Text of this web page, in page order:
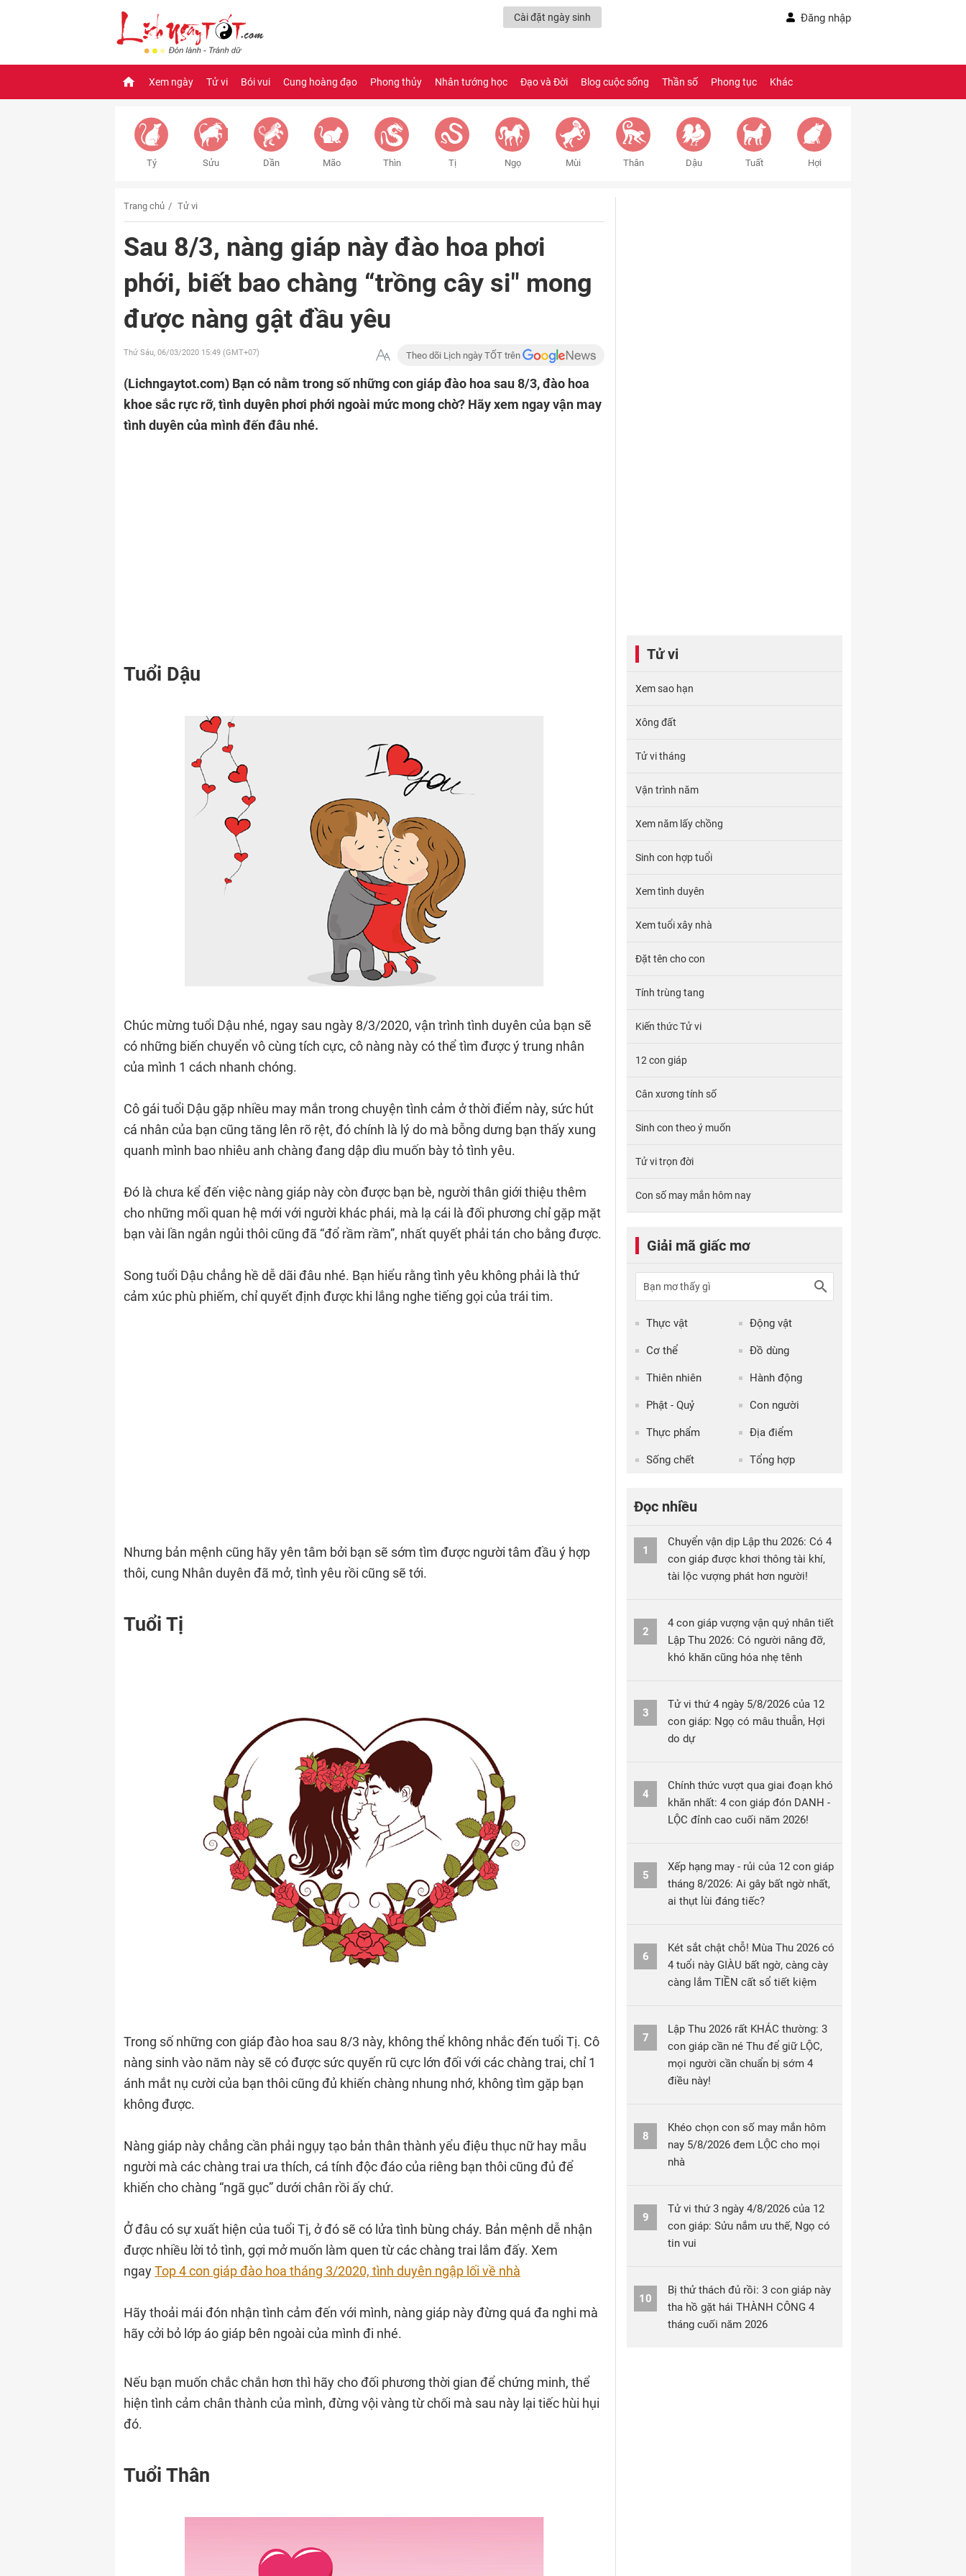
Cài đặt ngày sinh Đăng nhập
Xem ngày Tử vi Bói vui Cung hoàng đạo Phong thủy Nhân tướng học Đạo và Đời Blog cuộc sống Thần số Phong tục Khác
Tý Sửu Dần Mão Thìn Tị Ngọ Mùi Thân Dậu Tuất Hợi
Trang chủ Tử vi
Sau 8/3, nàng giáp này đào hoa phơi
phới, biết bao chàng “trồng cây si" mong
được nàng gật đầu yêu
Thứ Sáu, 06/03/2020 15:49 (GMT+07) Theo dõi Lịch ngày TỐT trên
(Lichngaytot.com) Bạn có nằm trong số những con giáp đào hoa sau 8/3, đào hoa
khoe sắc rực rỡ, tình duyên phơi phới ngoài mức mong chờ? Hãy xem ngay vận may
tình duyên của mình đến đâu nhé.
Tuổi Dậu
Chúc mừng tuổi Dậu nhé, ngay sau ngày 8/3/2020, vận trình tình duyên của bạn sẽ
có những biến chuyển vô cùng tích cực, cô nàng này có thể tìm được ý trung nhân
của mình 1 cách nhanh chóng.
Cô gái tuổi Dậu gặp nhiều may mắn trong chuyện tình cảm ở thời điểm này, sức hút
cá nhân của bạn cũng tăng lên rõ rệt, đó chính là lý do mà bỗng dưng bạn thấy xung
quanh mình bao nhiêu anh chàng đang dập dìu muốn bày tỏ tình yêu.
Đó là chưa kể đến việc nàng giáp này còn được bạn bè, người thân giới thiệu thêm
cho những mối quan hệ mới với người khác phái, mà lạ cái là đối phương chỉ gặp mặt
bạn vài lần ngắn ngủi thôi cũng đã “đổ rầm rầm”, nhất quyết phải tán cho bằng được.
Song tuổi Dậu chẳng hề dễ dãi đâu nhé. Bạn hiểu rằng tình yêu không phải là thứ
cảm xúc phù phiếm, chỉ quyết định được khi lắng nghe tiếng gọi của trái tim.
Nhưng bản mệnh cũng hãy yên tâm bởi bạn sẽ sớm tìm được người tâm đầu ý hợp
thôi, cung Nhân duyên đã mở, tình yêu rồi cũng sẽ tới.
Tuổi Tị
Trong số những con giáp đào hoa sau 8/3 này, không thể không nhắc đến tuổi Tị. Cô
nàng sinh vào năm này sẽ có được sức quyến rũ cực lớn đối với các chàng trai, chỉ 1
ánh mắt nụ cười của bạn thôi cũng đủ khiến chàng nhung nhớ, không tìm gặp bạn
không được.
Nàng giáp này chẳng cần phải ngụy tạo bản thân thành yểu điệu thục nữ hay mẫu
người mà các chàng trai ưa thích, cá tính độc đáo của riêng bạn thôi cũng đủ để
khiến cho chàng “ngã gục” dưới chân rồi ấy chứ.
Ở đâu có sự xuất hiện của tuổi Tị, ở đó sẽ có lửa tình bùng cháy. Bản mệnh dễ nhận
được nhiều lời tỏ tình, gợi mở muốn làm quen từ các chàng trai lắm đấy. Xem
ngayTop 4 con giáp đào hoa tháng 3/2020, tình duyên ngập lối về nhà
Hãy thoải mái đón nhận tình cảm đến với mình, nàng giáp này đừng quá đa nghi mà
hãy cởi bỏ lớp áo giáp bên ngoài của mình đi nhé.
Nếu bạn muốn chắc chắn hơn thì hãy cho đối phương thời gian để chứng minh, thể
hiện tình cảm chân thành của mình, đừng vội vàng từ chối mà sau này lại tiếc hùi hụi
đó.
Tuổi Thân
Tử vi
Xem sao hạn
Xông đất
Tử vi tháng
Vận trình năm
Xem năm lấy chồng
Sinh con hợp tuổi
Xem tình duyên
Xem tuổi xây nhà
Đặt tên cho con
Tính trùng tang
Kiến thức Tử vi
12 con giáp
Cân xương tính số
Sinh con theo ý muốn
Tử vi trọn đời
Con số may mắn hôm nay
Giải mã giấc mơ
Thực vật Động vật
Cơ thể Đồ dùng
Thiên nhiên Hành động
Phật - Quỷ Con người
Thực phẩm Địa điểm
Sống chết Tổng hợp
Đọc nhiều
1
Chuyển vận dịp Lập thu 2026: Có 4
con giáp được khơi thông tài khí,
tài lộc vượng phát hơn người!
2
4 con giáp vượng vận quý nhân tiết
Lập Thu 2026: Có người nâng đỡ,
khó khăn cũng hóa nhẹ tênh
3
Tử vi thứ 4 ngày 5/8/2026 của 12
con giáp: Ngọ có mâu thuẫn, Hợi
do dự
4
Chính thức vượt qua giai đoạn khó
khăn nhất: 4 con giáp đón DANH -
LỘC đỉnh cao cuối năm 2026!
5
Xếp hạng may - rủi của 12 con giáp
tháng 8/2026: Ai gây bất ngờ nhất,
ai thụt lùi đáng tiếc?
6
Két sắt chật chỗ! Mùa Thu 2026 có
4 tuổi này GIÀU bất ngờ, càng cày
càng lắm TIỀN cất sổ tiết kiệm
7
Lập Thu 2026 rất KHÁC thường: 3
con giáp cần né Thu để giữ LỘC,
mọi người cần chuẩn bị sớm 4
điều này!
8
Khéo chọn con số may mắn hôm
nay 5/8/2026 đem LỘC cho mọi
nhà
9
Tử vi thứ 3 ngày 4/8/2026 của 12
con giáp: Sửu nắm ưu thế, Ngọ có
tin vui
10
Bị thử thách đủ rồi: 3 con giáp này
tha hồ gặt hái THÀNH CÔNG 4
tháng cuối năm 2026